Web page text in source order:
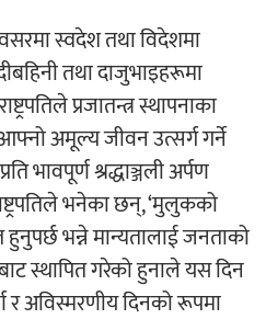
टिकट
अफिस’ को परिचर्चा सम्पन्न
स्वदेश तथा विदेशमा
तथा दाजुभाइहरूमा
प्रजातन्त्र स्थापनाका
अमूल्य जीवन उत्सर्ग गर्ने
भावपूर्ण श्रद्धाञ्जली अर्पण
भनेका छन्, ‘मुलुकको
हुनुपर्छ भन्ने मान्यतालाई जनताको
स्थापित गरेको हुनाले यस दिन
र अविस्मरणीय दिनको रूपमा